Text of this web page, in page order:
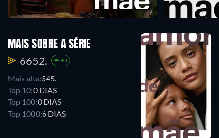
MAIS SOBRE A SÉRIE
6652. +3
Mais alta:545.
Top 10:0 DIAS
Top 100:0 DIAS
Top 1000:6 DIAS